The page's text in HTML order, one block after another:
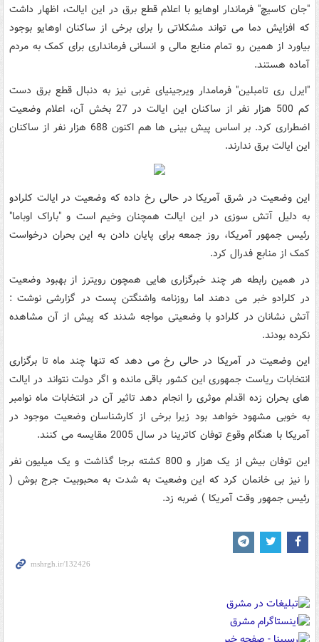
"جان کاسیچ" فرماندار اوهایو با اعلام قطع برق در این ایالت، اظهار داشت
که افزایش دما می تواند مشکلاتی را برای برخی از ساکنان اوهایو بوجود
بیاورد از همین رو تمام منابع مالی و انسانی فرمانداری برای کمک به مردم
آماده هستند.
"ایرل ری تامبلین" فرمامدار ویرجینیای غربی نیز به دنبال قطع برق دست
کم 500 هزار نفر از ساکنان این ایالت در 27 بخش آن، اعلام وضعیت
اضطراری کرد. بر اساس پیش بینی ها هم اکنون 688 هزار نفر از ساکنان
این ایالت برق ندارند.
این وضعیت در شرق آمریکا در حالی رخ داده که وضعیت در ایالت کلرادو
به دلیل آتش سوزی در این ایالت همچنان وخیم است و "باراک اوباما"
رئیس جمهور آمریکا، روز جمعه برای پایان دادن به این بحران درخواست
کمک از منابع فدرال کرد.
در همین رابطه هر چند خبرگزاری هایی همچون رویترز از بهبود وضعیت
در کلرادو خبر می دهند اما روزنامه واشنگتن پست در گزارشی نوشت :
آتش نشانان در کلرادو با وضعیتی مواجه شدند که پیش از آن مشاهده
نکرده بودند.
این وضعیت در آمریکا در حالی رخ می دهد که تنها چند ماه تا برگزاری
انتخابات ریاست جمهوری این کشور باقی مانده و اگر دولت نتواند در ایالت
های بحران زده اقدام موثری را انجام دهد تاثیر آن در انتخابات ماه نوامبر
به خوبی مشهود خواهد بود زیرا برخی از کارشناسان وضعیت موجود در
آمریکا با هنگام وقوع توفان کاترینا در سال 2005 مقایسه می کنند.
این توفان بیش از یک هزار و 800 کشته برجا گذاشت و یک میلیون نفر
را نیز بی خانمان کرد که این وضعیت به شدت به محبوبیت جرج بوش (
رئیس جمهور وقت آمریکا ) ضربه زد.